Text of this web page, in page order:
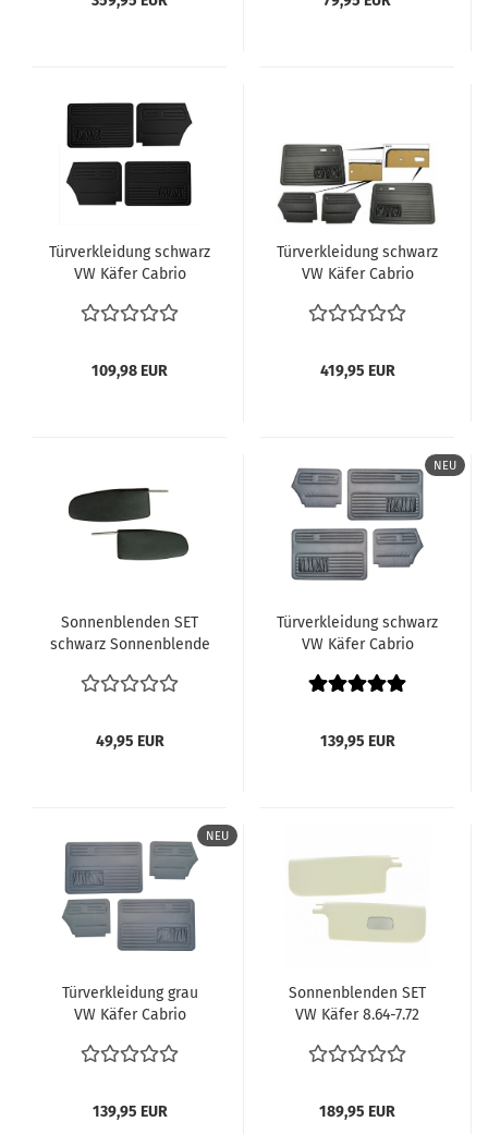
Türverkleidung schwarz
VW Käfer Cabrio
Innenaustattung
Verkleidung Tuer
109,98 EUR
Türverkleidung schwarz
VW Käfer Cabrio
Innenaustattung VW
Verkleidungen Türen
419,95 EUR
Sonnenblenden SET
schwarz Sonnenblende
Käfer & Cabriolet
Himmel
49,95 EUR
NEU
Türverkleidung schwarz
VW Käfer Cabrio
1500 1600 1302 1303
Käfer Cabriolet
Verkleidungen Türen
139,95 EUR
NEU
Türverkleidung grau
VW Käfer Cabrio
1500 1600 1302 1303
Käfer Cabriolet
Verkleidungen Türen
139,95 EUR
Sonnenblenden SET
VW Käfer 8.64-7.72
189,95 EUR